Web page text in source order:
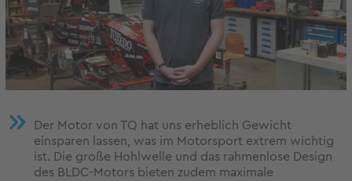
Der Motor von TQ hat uns erheblich Gewicht
einsparen lassen, was im Motorsport extrem wichtig
ist. Die große Hohlwelle und das rahmenlose Design
des BLDC-Motors bieten zudem maximale